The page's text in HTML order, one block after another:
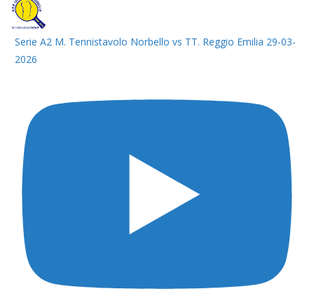
Serie A2 M. Tennistavolo Norbello vs TT. Reggio Emilia 29-03-
2026